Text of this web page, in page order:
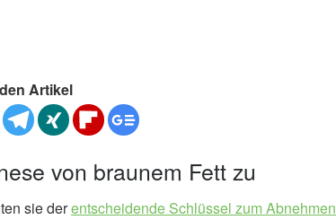
Artikel
von braunem Fett zu
sie derentscheidende Schlüssel zum Abnehmen